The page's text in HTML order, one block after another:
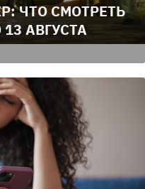
ЧТО СМОТРЕТЬ
АВГУСТА